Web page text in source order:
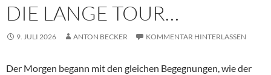
DIE LANGE TOUR…
9. JULI 2026 ANTON BECKER KOMMENTAR HINTERLASSEN
Der Morgen begann mit den gleichen Begegnungen, wie der